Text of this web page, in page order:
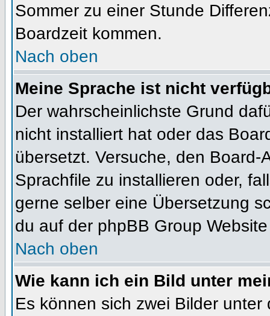
Sommer zu einer Stunde
Boardzeit kommen.
Nach oben
Meine Sprache ist nicht
Der wahrscheinlichste Grund
nicht installiert hat oder das
übersetzt. Versuche, den
Sprachfile zu installieren oder,
gerne selber eine Übersetzung
du auf der phpBB Group
Nach oben
Wie kann ich ein Bild unter
Es können sich zwei Bilder